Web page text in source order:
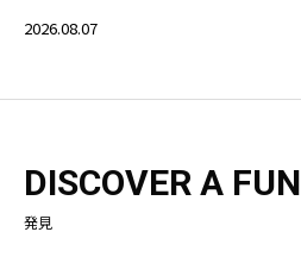
2026.08.07
DISCOVER A FUN
発見